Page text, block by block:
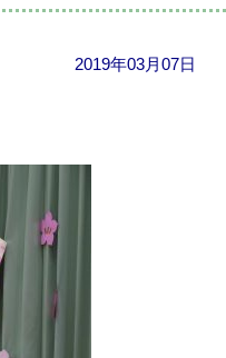
2019年03月07日